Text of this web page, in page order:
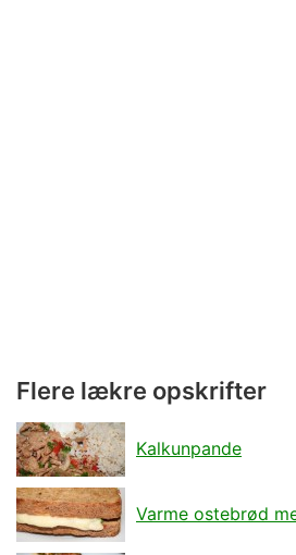
Flere lækre opskrifter
Kalkunpande
Varme ostebrød